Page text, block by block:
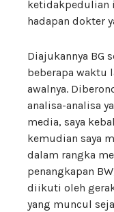
ketidakpedulian
hadapan dokter
Diajukannya BG
beberapa waktu
awalnya.
analisa-analisa
media, saya
kemudian saya
dalam rangka
penangkapan
diikuti oleh
yang muncul